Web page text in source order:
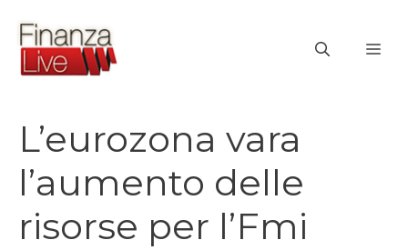
contenuto
L’eurozona vara
l’aumento delle
risorse per l’Fmi